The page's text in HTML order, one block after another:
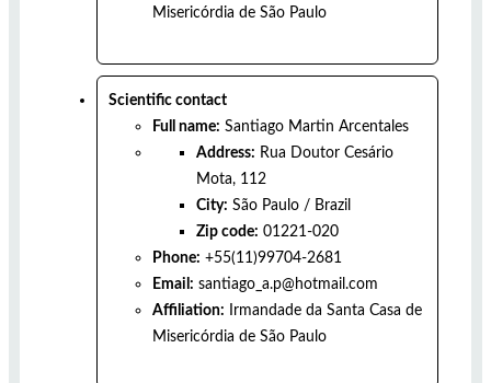
Misericórdia de São Paulo
Scientific contact
Full name: Santiago Martin Arcentales
Address: Rua Doutor Cesário
Mota, 112
City: São Paulo / Brazil
Zip code: 01221-020
Phone: +55(11)99704-2681
Email: santiago_a.p@hotmail.com
Affiliation:
Irmandade da Santa Casa de
Misericórdia de São Paulo